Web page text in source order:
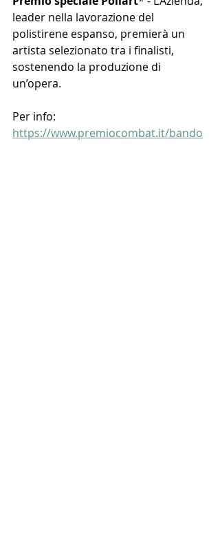
leader nella lavorazione del
polistirene espanso, premierà un
artista selezionato tra i finalisti,
sostenendo la produzione di
un’opera.
Per info:
https://www.premiocombat.it/bando